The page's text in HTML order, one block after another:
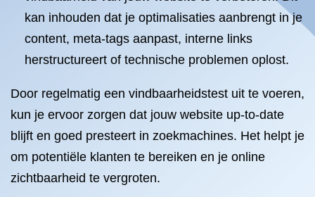
kan inhouden dat je optimalisaties aanbrengt in je
content, meta-tags aanpast, interne links
herstructureert of technische problemen oplost.
Door regelmatig een vindbaarheidstest uit te voeren,
kun je ervoor zorgen dat jouw website up-to-date
blijft en goed presteert in zoekmachines. Het helpt je
om potentiële klanten te bereiken en je online
zichtbaarheid te vergroten.